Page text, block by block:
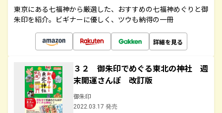
東京にある七福神から厳選した、おすすめの七福神めぐりと御
朱印を紹介。ビギナーに優しく、ツウも納得の一冊
詳細を見る
３２ 御朱印でめぐる東北の神社 週
末開運さんぽ 改訂版
御朱印
2022.03.17 発売